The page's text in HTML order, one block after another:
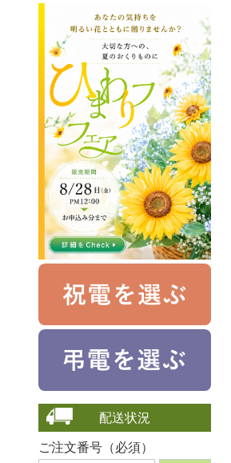
配送状況
ご注文番号（必須）